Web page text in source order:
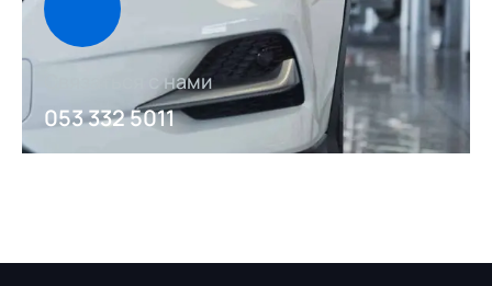
Связаться с нами
053 332 5011